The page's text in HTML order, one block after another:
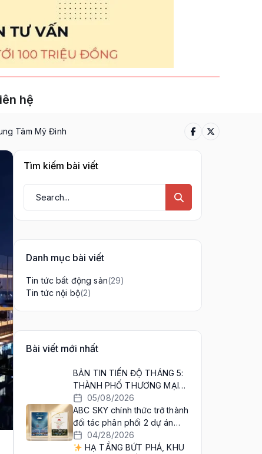
hệ
Tâm Mỹ Đình
Tìm kiếm bài viết
Danh mục bài viết
Tin tức bất động sản(29)
Tin tức nội bộ(2)
Bài viết mới nhất
BẢN TIN TIẾN ĐỘ THÁNG 5:
THÀNH PHỐ THƯƠNG MẠI
SÔI ĐỘNG TẠI PHÍA TÂY HÀ
NỘI ĐANG DẦN HIỆN DIỆN!
05/08/2026
ABC SKY chính thức trở thành
đối tác phân phối 2 dự án
đẳng cấp: Noble Palace
Long Biên & Noble Crystal
04/28/2026
HẠ TẦNG BỨT PHÁ, KHU